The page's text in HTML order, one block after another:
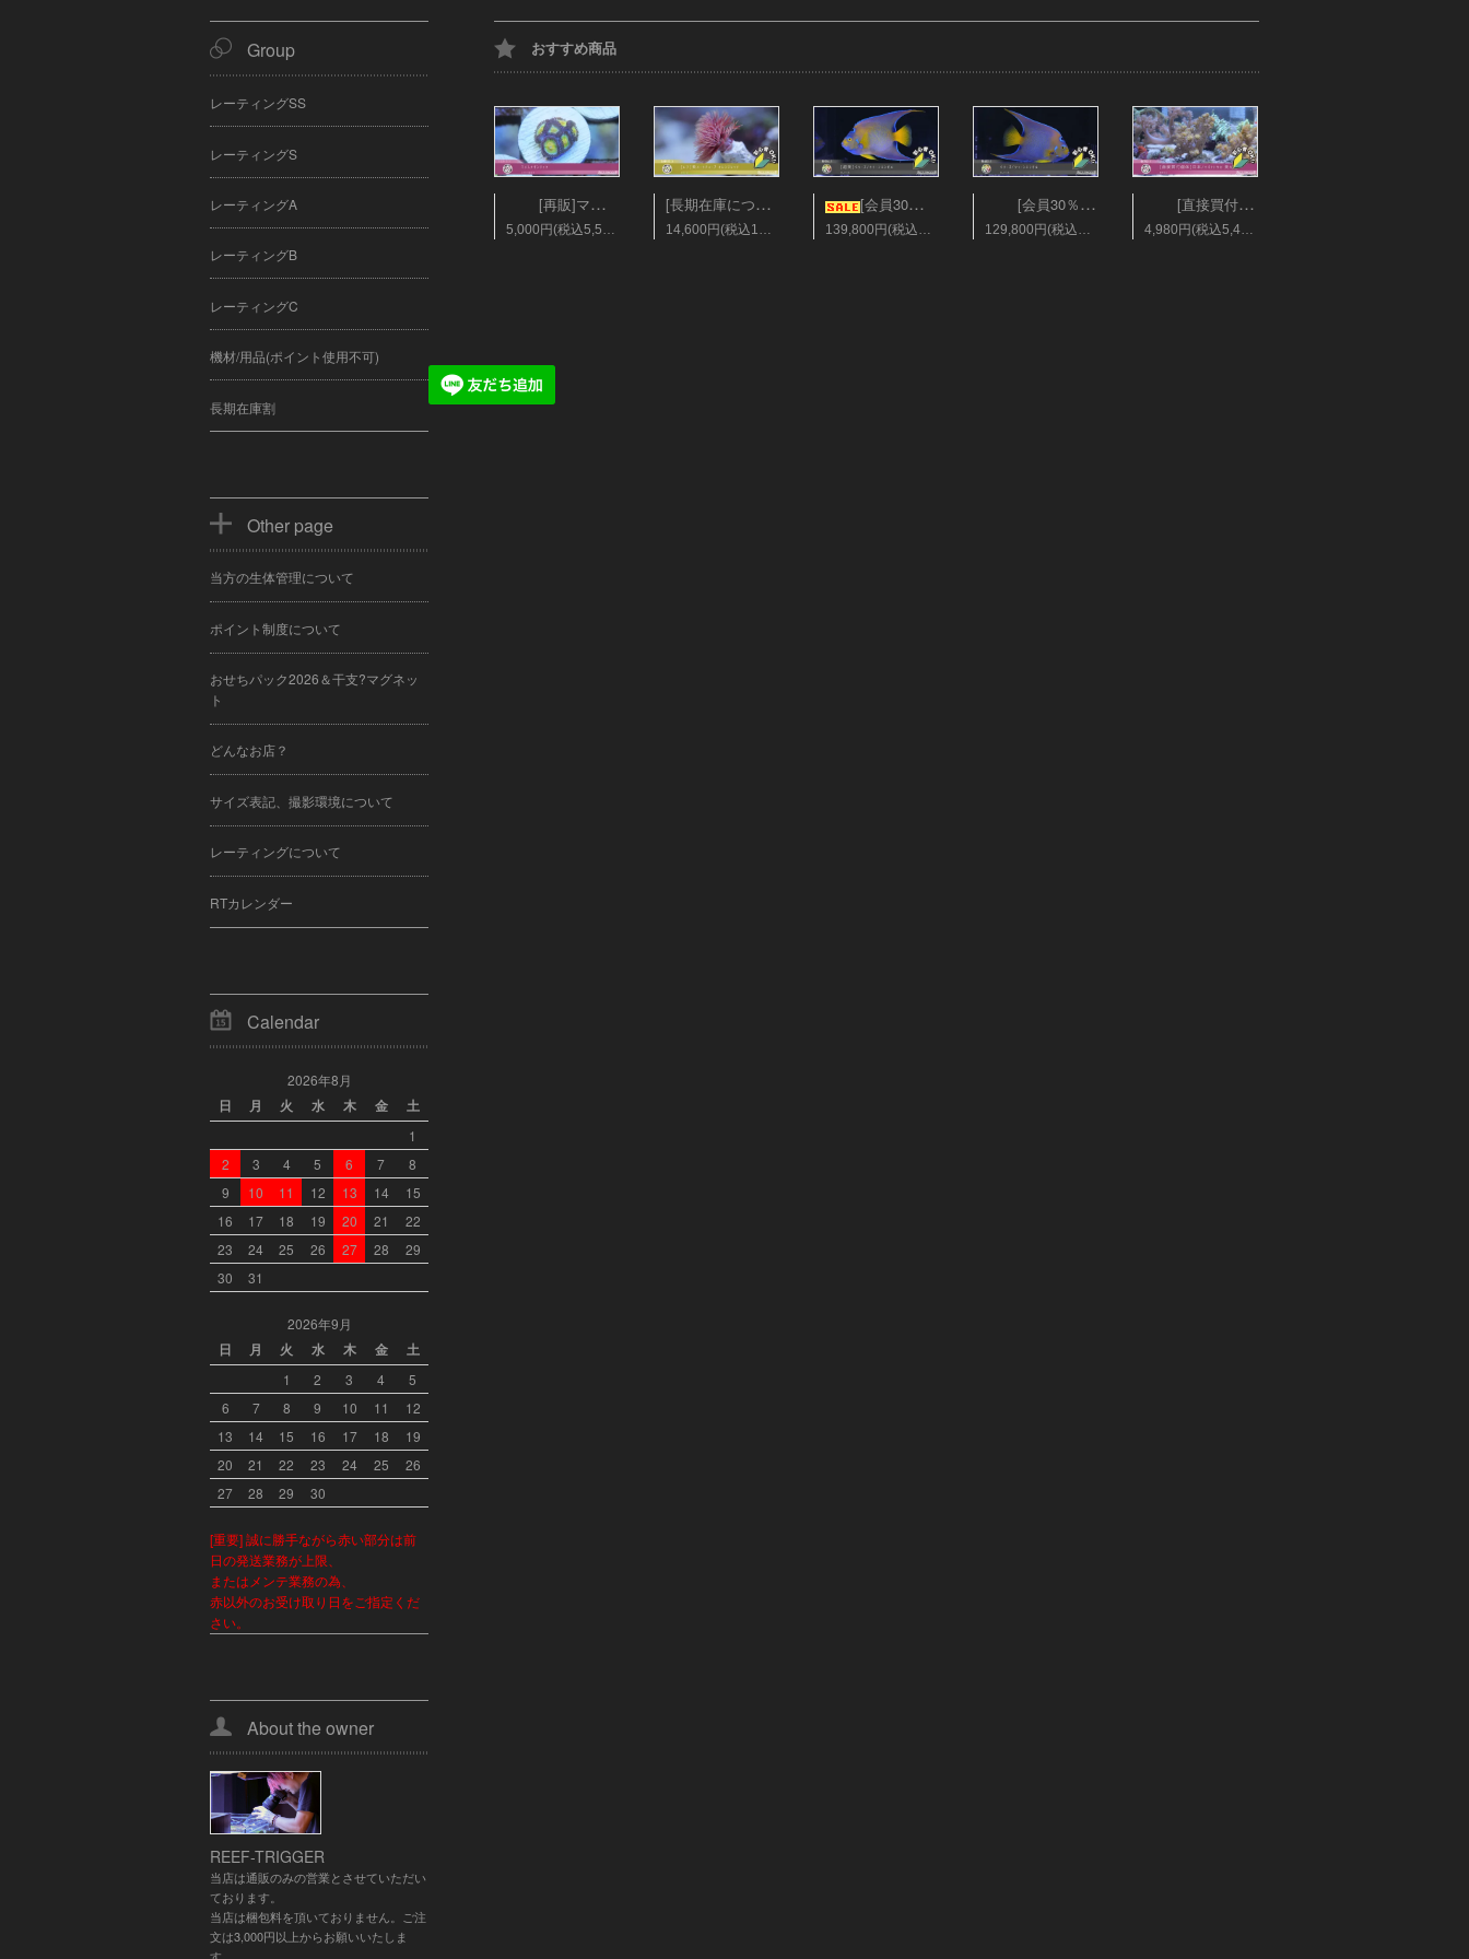
おすすめ商品
[再販]マメスナギンチャク フラグ28mm ソラマメ
5,000円(税込5,500円)
[長期在庫につき会員25%オフ][レア]美ハードチューブ オレンジレッド Sサイズ
14,600円(税込16,060円)
[会員30％オフ][超美]ベリーズ/クィーンエンゼル XLサイズ
139,800円(税込153,780円)
[会員30％オフ][超美]ベリーズ/クィーンエンゼル XLサイズ
129,800円(税込142,780円)
[直接買付個体]日本/キバナトサカ 美カラー Mサイズ
4,980円(税込5,478円)
Group
レーティングSS
レーティングS
レーティングA
レーティングB
レーティングC
機材/用品(ポイント使用不可)
長期在庫割
Other page
当方の生体管理について
ポイント制度について
おせちパック2026＆干支?マグネッ
ト
どんなお店？
サイズ表記、撮影環境について
レーティングについて
RTカレンダー
Calendar
2026年8月
日 月 火 水 木 金 土
1
2
3 4 5 6 7
8
9
10 11 12 13 14
15
16
17 18 19 20 21
22
23
24 25 26 27 28
29
30
31
2026年9月
日 月 火 水 木 金 土
1 2 3 4
5
6
7 8 9 10 11
12
13
14 15 16 17 18
19
20
21 22 23 24 25
26
27
28 29 30
[重要] 誠に勝手ながら赤い部分は前
日の発送業務が上限、
またはメンテ業務の為、
赤以外のお受け取り日をご指定くだ
さい。
About the owner
REEF-TRIGGER
当店は通販のみの営業とさせていただい
ております。
当店は梱包料を頂いておりません。ご注
文は3,000円以上からお願いいたしま